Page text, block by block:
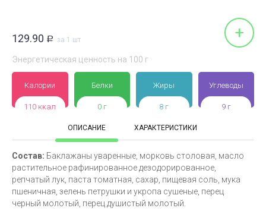
129.90 Р за 1 шт +
Энергетическая ценность на 100 г
Калории
110 ккал
Белки
0 г
Жиры
8 г
Углеводы
9 г
ОПИСАНИЕ ХАРАКТЕРИСТИКИ
Состав: Баклажаны уваренные, морковь столовая, масло
растительное рафинированное дезодорированное,
репчатый лук, паста томатная, сахар, пищевая соль, мука
пшеничная, зелень петрушки и укропа сушеные, перец
черный молотый, перец душистый молотый.